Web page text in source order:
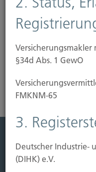
bearbeitete Gläser
Aquarien,
versichern. Wir beraten
Risikoanalyse
Leistung
Versicherungsmakler
§34d Abs. 1 GewO
FMKNM-65
3.
Deutscher Industrie-
(DIHK) e.V.